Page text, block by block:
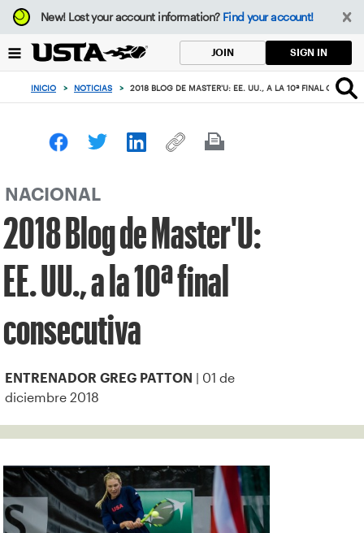
Enfoque
desde
botón
volver
principio
New!Lost your account information? Find your account!
JOIN SIGN IN
INICIO > NOTICIAS > 2018 BLOG DE MASTER'U: EE. UU., A LA 10ª FINAL
NACIONAL
2018 Blog de Master'U:
EE. UU., a la 10ª final
consecutiva
ENTRENADOR GREG PATTON
| 01 de
diciembre 2018